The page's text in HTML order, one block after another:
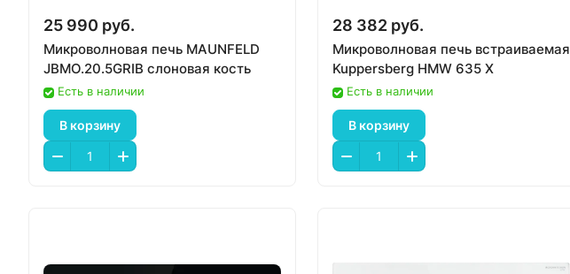
25 990 руб.
Микроволновая печь MAUNFELD
JBMO.20.5GRIB слоновая кость
Есть в наличии
В корзину
28 382 руб.
Микроволновая печь встраиваемая
Kuppersberg HMW 635 X
Есть в наличии
В корзину